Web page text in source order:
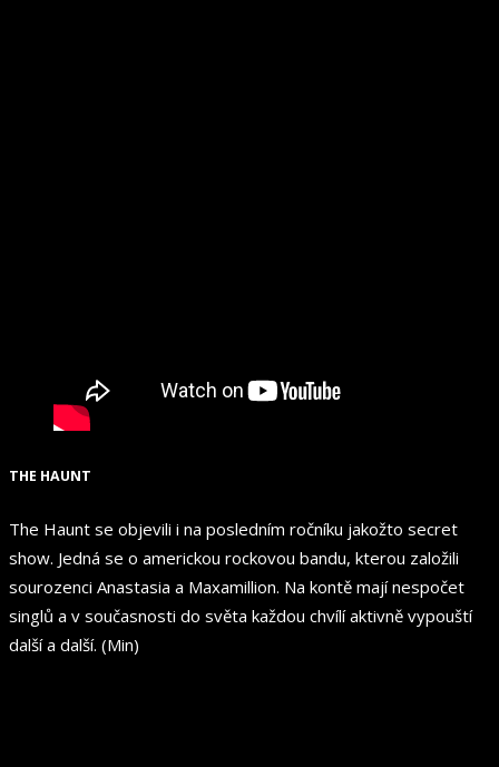
THE HAUNT
The Haunt se objevili i na posledním ročníku jakožto secret
show. Jedná se o americkou rockovou bandu, kterou založili
sourozenci Anastasia a Maxamillion. Na kontě mají nespočet
singlů a v současnosti do světa každou chvílí aktivně vypouští
další a další. (Min)